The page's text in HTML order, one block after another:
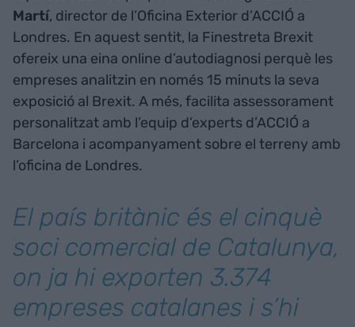
Martí, director de l’Oficina Exterior d’ACCIÓ a
Londres. En aquest sentit, la Finestreta Brexit
ofereix una eina online d’autodiagnosi perquè les
empreses analitzin en només 15 minuts la seva
exposició al Brexit. A més, facilita assessorament
personalitzat amb l’equip d’experts d’ACCIÓ a
Barcelona i acompanyament sobre el terreny amb
l’oficina de Londres.
El país britànic és el cinquè
soci comercial de Catalunya,
on ja hi exporten 3.374
empreses catalanes i s’hi